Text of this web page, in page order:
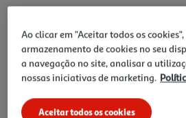
1,99 €
Notas de preparação
Ao clicar em "Aceitar todos os
armazenamento de cookies no seu
a navegação no site, analisar a
nossas iniciativas de marketing.
Aceitar todos os cookies